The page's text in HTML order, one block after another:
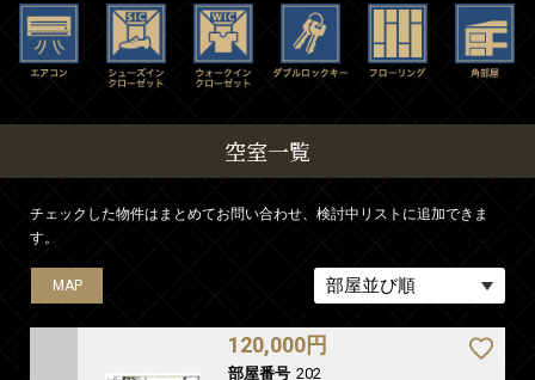
空室一覧
チェックした物件はまとめてお問い合わせ、検討中リストに追加できま
す。
MAP
120,000円
部屋番号 202
MAP